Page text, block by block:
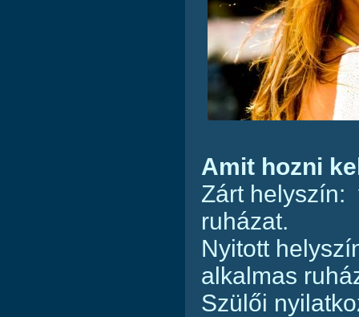
Amit hozni
Zárt helyszín:
ruházat.
Nyitott
alkalmas
Szülői